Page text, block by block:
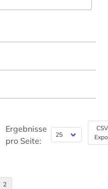
Ergebnisse
pro Seite:
2